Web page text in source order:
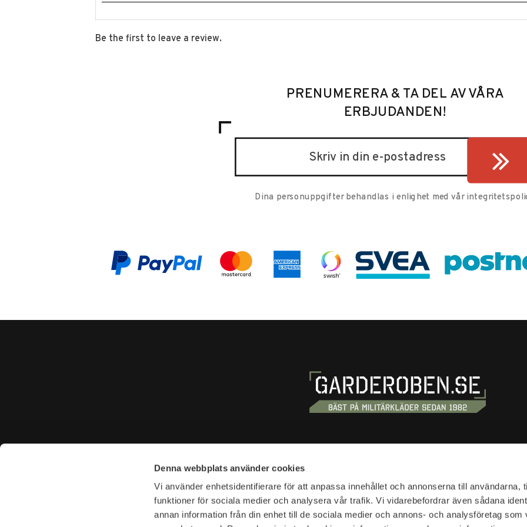
Denna webbplats använder cookies
Vi använder enhetsidentifierare för att anpassa innehållet och annonserna till användarna,
funktioner för sociala medier och analysera vår trafik. Vi vidarebefordrar även sådana
annan information från din enhet till de sociala medier och annons- och analysföretag som
Be the first to leave a review.
PRENUMERERA & TA DEL AV VÅRA
ERBJUDANDEN!
Dina personuppgifter behandlas i enlighet med vår
E-mail. info@garderoben.se
Tegnérgatan 20
113 59 Stockholm
Terms and conditions
Customer service
Shipping & delivery